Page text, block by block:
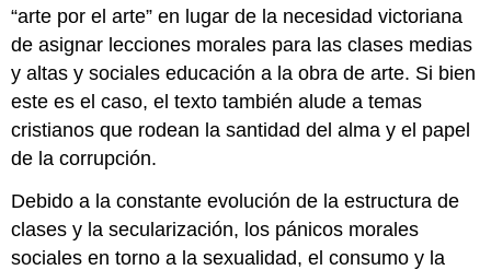
“arte por el arte” en lugar de la necesidad victoriana
de asignar lecciones morales para las clases medias
y altas y sociales educación a la obra de arte. Si bien
este es el caso, el texto también alude a temas
cristianos que rodean la santidad del alma y el papel
de la corrupción.
Debido a la constante evolución de la estructura de
clases y la secularización, los pánicos morales
sociales en torno a la sexualidad, el consumo y la